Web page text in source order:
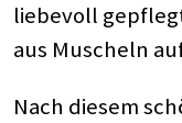
liebevoll
aus Muscheln
Nach diesem